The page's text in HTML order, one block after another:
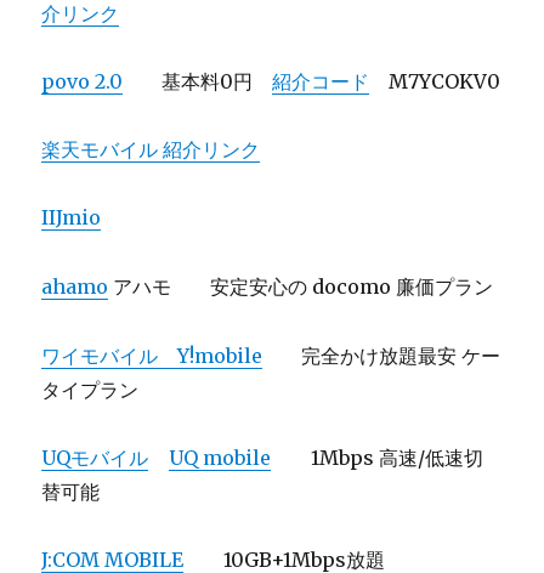
介リンク
povo 2.0 基本料0円紹介コード M7YCOKV0
楽天モバイル 紹介リンク
IIJmio
ahamo アハモ 安定安心の docomo 廉価プラン
ワイモバイル Y!mobile 完全かけ放題最安 ケー
タイプラン
UQモバイル UQ mobile
1Mbps 高速/低速切
替可能
J:COM MOBILE 10GB+1Mbps放題